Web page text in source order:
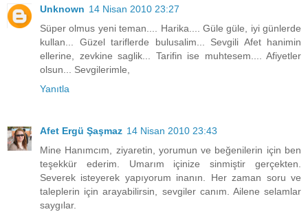
Unknown 14 Nisan 2010 23:27
Süper olmus yeni teman.... Harika.... Güle güle, iyi günlerde
kullan... Güzel tariflerde bulusalim... Sevgili Afet hanimin
ellerine, zevkine saglik... Tarifin ise muhtesem.... Afiyetler
olsun... Sevgilerimle,
Yanıtla
Afet Ergü Şaşmaz 14 Nisan 2010 23:43
Mine Hanımcım, ziyaretin, yorumun ve beğenilerin için ben
teşekkür ederim. Umarım içinize sinmiştir gerçekten.
Severek isteyerek yapıyorum inanın. Her zaman soru ve
taleplerin için arayabilirsin, sevgiler canım. Ailene selamlar
saygılar.